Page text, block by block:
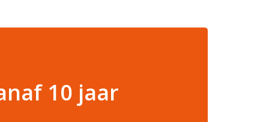
10 jaar